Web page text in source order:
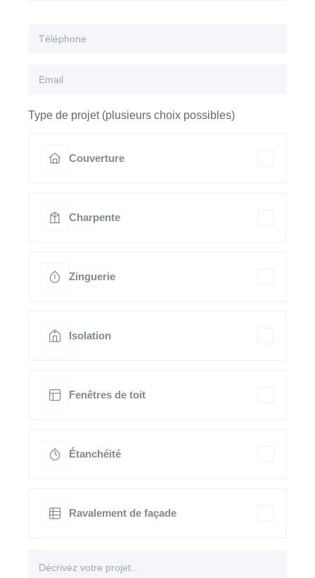
Type de projet (plusieurs choix possibles)
Couverture
Charpente
Zinguerie
Isolation
Fenêtres de toit
Étanchéité
Ravalement de façade